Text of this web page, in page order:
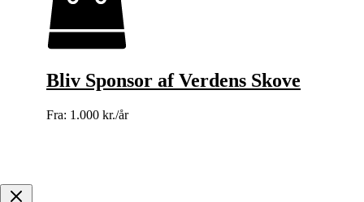
Bliv Sponsor af Verdens Skove
Fra: 1.000 kr./år